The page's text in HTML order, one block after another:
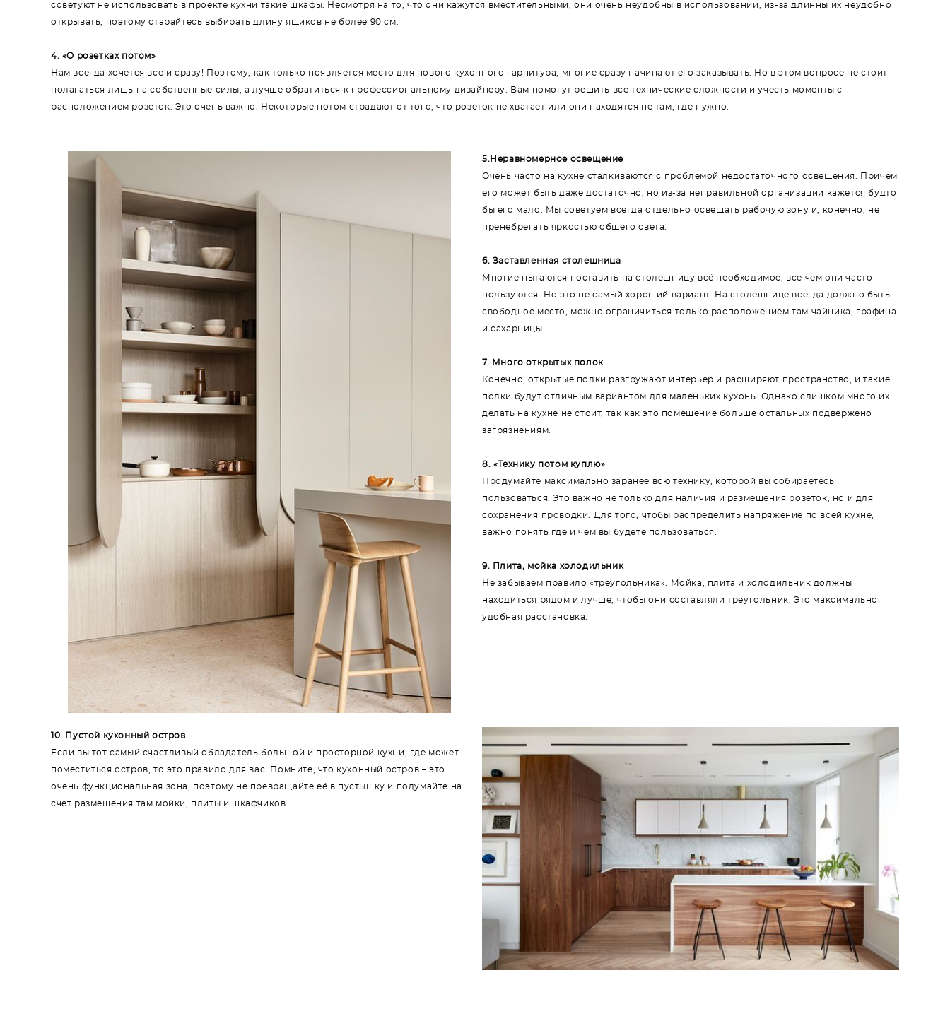
советуют не использовать в проекте кухни такие шкафы. Несмотря на то, что они кажутся вместительными, они очень неудобны в использовании, из-за длинны их неудобно
открывать, поэтому старайтесь выбирать длину ящиков не более 90 см.
4. «О розетках потом»
Нам всегда хочется все и сразу! Поэтому, как только появляется место для нового кухонного гарнитура, многие сразу начинают его заказывать. Но в этом вопросе не стоит
полагаться лишь на собственные силы, а лучше обратиться к профессиональному дизайнеру. Вам помогут решить все технические сложности и учесть моменты с
расположением розеток. Это очень важно. Некоторые потом страдают от того, что розеток не хватает или они находятся не там, где нужно.
5.Неравномерное освещение
Очень часто на кухне сталкиваются с проблемой недостаточного освещения. Причем
его может быть даже достаточно, но из-за неправильной организации кажется будто
бы его мало. Мы советуем всегда отдельно освещать рабочую зону и, конечно, не
пренебрегать яркостью общего света.
6. Заставленная столешница
Многие пытаются поставить на столешницу всё необходимое, все чем они часто
пользуются. Но это не самый хороший вариант. На столешнице всегда должно быть
свободное место, можно ограничиться только расположением там чайника, графина
и сахарницы.
7. Много открытых полок
Конечно, открытые полки разгружают интерьер и расширяют пространство, и такие
полки будут отличным вариантом для маленьких кухонь. Однако слишком много их
делать на кухне не стоит, так как это помещение больше остальных подвержено
загрязнениям.
8. «Технику потом куплю»
Продумайте максимально заранее всю технику, которой вы собираетесь
пользоваться. Это важно не только для наличия и размещения розеток, но и для
сохранения проводки. Для того, чтобы распределить напряжение по всей кухне,
важно понять где и чем вы будете пользоваться.
9. Плита, мойка холодильник
Не забываем правило «треугольника». Мойка, плита и холодильник должны
находиться рядом и лучше, чтобы они составляли треугольник. Это максимально
удобная расстановка.
10. Пустой кухонный остров
Если вы тот самый счастливый обладатель большой и просторной кухни, где может
поместиться остров, то это правило для вас! Помните, что кухонный остров – это
очень функциональная зона, поэтому не превращайте её в пустышку и подумайте на
счет размещения там мойки, плиты и шкафчиков.